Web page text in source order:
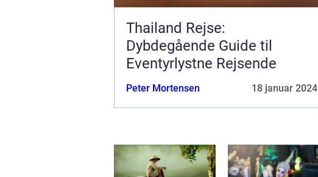
Thailand Rejse:
Dybdegående Guide til
Eventyrlystne Rejsende
Peter Mortensen 18 januar 2024